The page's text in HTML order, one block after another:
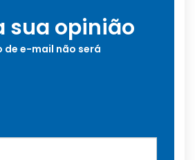
sua opinião
de e-mail não será